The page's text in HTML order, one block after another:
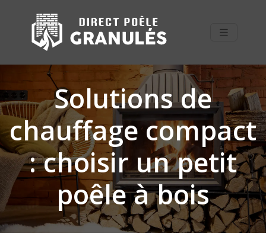
Solutions de
chauffage compact
: choisir un petit
poêle à bois